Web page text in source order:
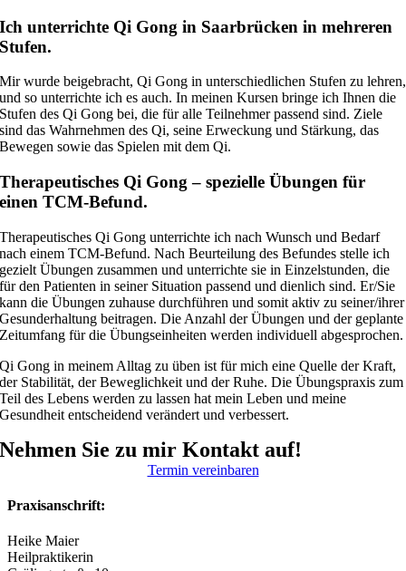
Ich unterrichte Qi Gong in Saarbrücken in mehreren
Stufen.
Mir wurde beigebracht, Qi Gong in unterschiedlichen Stufen zu lehren,
und so unterrichte ich es auch. In meinen Kursen bringe ich Ihnen die
Stufen des Qi Gong bei, die für alle Teilnehmer passend sind. Ziele
sind das Wahrnehmen des Qi, seine Erweckung und Stärkung, das
Bewegen sowie das Spielen mit dem Qi.
Therapeutisches Qi Gong – spezielle Übungen für
einen TCM-Befund.
Therapeutisches Qi Gong unterrichte ich nach Wunsch und Bedarf
nach einem TCM-Befund. Nach Beurteilung des Befundes stelle ich
gezielt Übungen zusammen und unterrichte sie in Einzelstunden, die
für den Patienten in seiner Situation passend und dienlich sind. Er/Sie
kann die Übungen zuhause durchführen und somit aktiv zu seiner/ihrer
Gesunderhaltung beitragen. Die Anzahl der Übungen und der geplante
Zeitumfang für die Übungseinheiten werden individuell abgesprochen.
Qi Gong in meinem Alltag zu üben ist für mich eine Quelle der Kraft,
der Stabilität, der Beweglichkeit und der Ruhe. Die Übungspraxis zum
Teil des Lebens werden zu lassen hat mein Leben und meine
Gesundheit entscheidend verändert und verbessert.
Nehmen Sie zu mir Kontakt auf!
Termin vereinbaren
Praxisanschrift:
Heike Maier
Heilpraktikerin